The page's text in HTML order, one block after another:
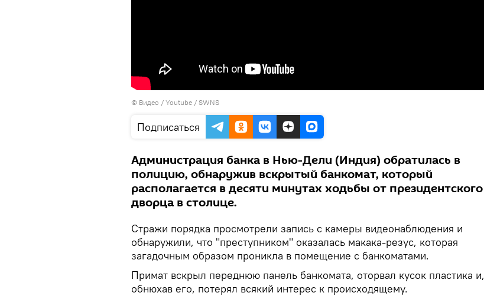
© Видео / Youtube / SWNS
Подписаться
Администрация банка в Нью-Дели (Индия) обратилась в
полицию, обнаружив вскрытый банкомат, который
располагается в десяти минутах ходьбы от президентского
дворца в столице.
Стражи порядка просмотрели запись с камеры видеонаблюдения и
обнаружили, что "преступником" оказалась макака-резус, которая
загадочным образом проникла в помещение с банкоматами.
Примат вскрыл переднюю панель банкомата, оторвал кусок пластика и,
обнюхав его, потерял всякий интерес к происходящему.